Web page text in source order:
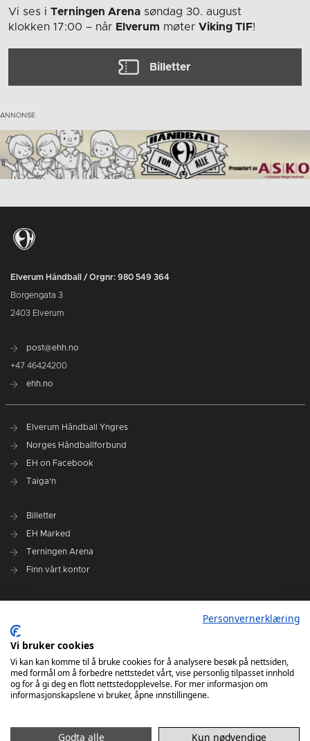
Vi ses i Terningen Arena søndag 30. august
klokken 17:00 – når Elverum møter Viking TIF!
Billetter
Elverum Håndball / Orgnr: 980 549 364
Borgengata 3
2403 Elverum
post@ehh.no
+47 46424200
ehh.no
Elverum Håndball Yngres
Norges Håndballforbund
EH on Facebook
Taiga'n
Billetter
EH Marked
Terningen Arena
Finn vårt kontor
Administrasjonen i Elverum Håndball
Styre og utvalg
VARSLINGSRUTINER FOR ELVERUM HÅNDBALL
Personvernerklæring
Vi bruker cookies
Vi kan kan komme til å bruke cookies for å analysere besøk på nettsiden,
med formål om å forbedre nettstedet vårt, vise personlig tilpasset innhold
og for å gi deg en flott nettstedopplevelse. For mer informasjon om
informasjonskapslene vi bruker, åpne innstillingene.
Godta alle Kun nødvendige